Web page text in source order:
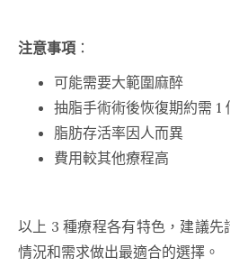
注意事項 ：
可能需要大範圍麻醉
抽脂手術術後恢復期約需 1
脂肪存活率因人而異
費用較其他療程高
以上 3 種療程各有特色，建議
情況和需求做出最適合的選擇。